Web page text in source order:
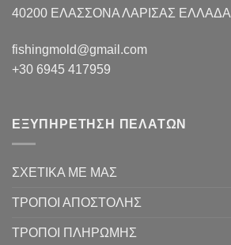
40200 ΕΛΑΣΣΟΝΑ ΛΑΡΙΣΑΣ EΛΛΑΔΑ
fishingmold@gmail.com
+30 6945 417959
ΕΞΥΠΗΡΕΤΗΣΗ ΠΕΛΑΤΩΝ
ΣΧΕΤΙΚΑ ΜΕ ΜΑΣ
ΤΡΟΠΟΙ ΑΠΟΣΤΟΛΗΣ
ΤΡΟΠΟΙ ΠΛΗΡΩΜΗΣ